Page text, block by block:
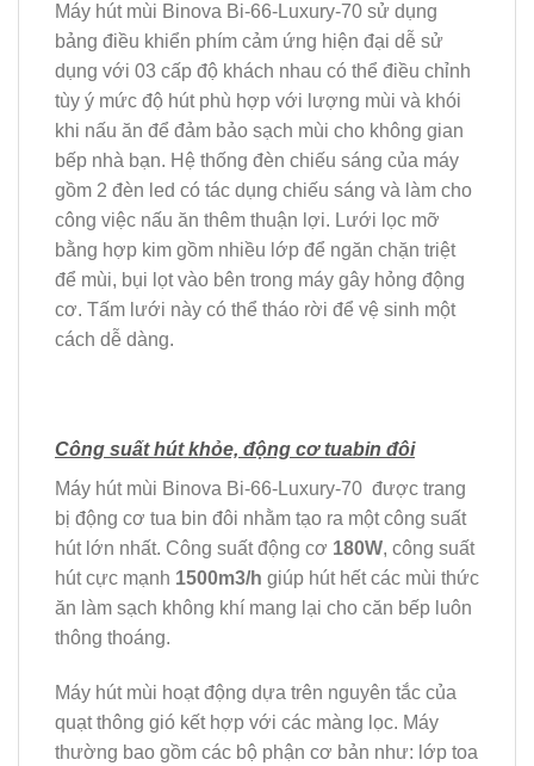
Máy hút mùi Binova Bi-66-Luxury-70 sử dụng
bảng điều khiển phím cảm ứng hiện đại dễ sử
dụng với 03 cấp độ khách nhau có thể điều chỉnh
tùy ý mức độ hút phù hợp với lượng mùi và khói
khi nấu ăn để đảm bảo sạch mùi cho không gian
bếp nhà bạn. Hệ thống đèn chiếu sáng của máy
gồm 2 đèn led có tác dụng chiếu sáng và làm cho
công việc nấu ăn thêm thuận lợi. Lưới lọc mỡ
bằng hợp kim gồm nhiều lớp để ngăn chặn triệt
để mùi, bụi lọt vào bên trong máy gây hỏng động
cơ. Tấm lưới này có thể tháo rời để vệ sinh một
cách dễ dàng.
Công suất hút khỏe, động cơ tuabin đôi
Máy hút mùi Binova Bi-66-Luxury-70 được trang
bị động cơ tua bin đôi nhằm tạo ra một công suất
hút lớn nhất. Công suất động cơ 180W, công suất
hút cực mạnh 1500m3/h giúp hút hết các mùi thức
ăn làm sạch không khí mang lại cho căn bếp luôn
thông thoáng.
Máy hút mùi hoạt động dựa trên nguyên tắc của
quạt thông gió kết hợp với các màng lọc. Máy
thường bao gồm các bộ phận cơ bản như: lớp toa